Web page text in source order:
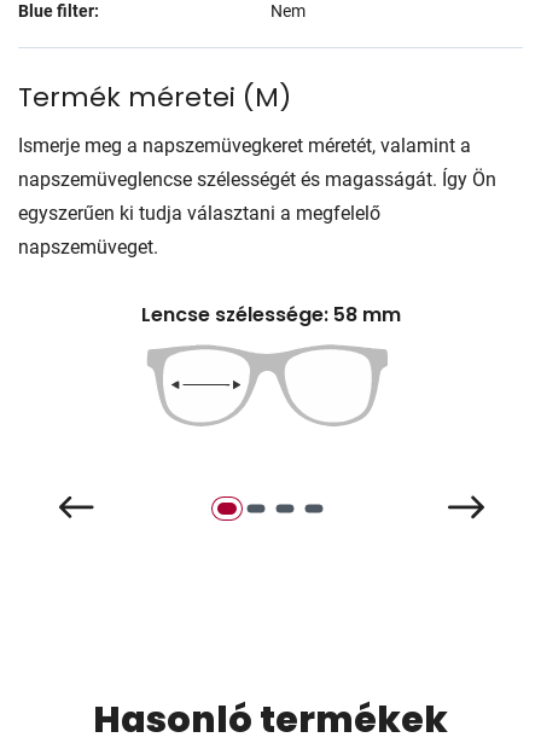
Blue filter:
Nem
Termék méretei (M)
Ismerje meg a napszemüvegkeret méretét, valamint a
napszemüveglencse szélességét és magasságát. Így Ön
egyszerűen ki tudja választani a megfelelő
napszemüveget.
Lencse szélessége: 58 mm
Hasonló termékek